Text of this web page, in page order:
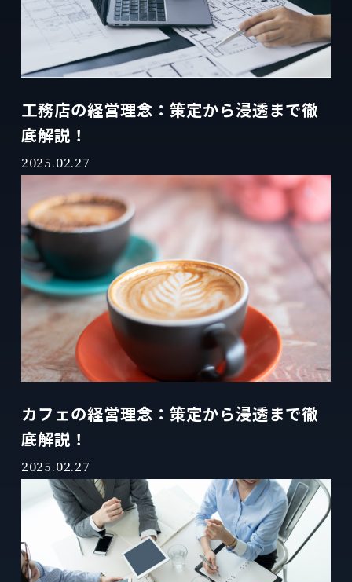
工務店の経営理念：策定から浸透まで徹
底解説！
2025.02.27
カフェの経営理念：策定から浸透まで徹
底解説！
2025.02.27